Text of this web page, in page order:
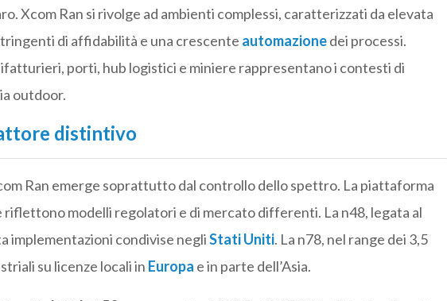
Xcom Ran si rivolge ad ambienti complessi, caratterizzati da elevata
di affidabilità e una crescente automazionedei processi.
porti, hub logistici e miniere rappresentano i contesti di
outdoor.
distintivo
Ran emerge soprattutto dal controllo dello spettro. La piattaforma
riflettono modelli regolatori e di mercato differenti. La n48, legata al
implementazioni condivise negliStati Uniti. La n78, nel range dei 3,5
su licenze locali in Europa e in parte dell’Asia.